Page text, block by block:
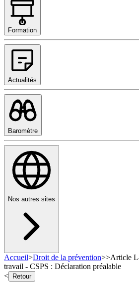
Formation
Actualités
Baromètre
Nos autres sites
Accueil>Droit de la prévention>>Article
travail - CSPS : Déclaration préalable
<
Retour